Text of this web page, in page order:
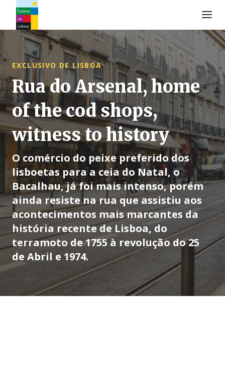
Logo do Turismo de Lisboa
EXCLUSIVO DE LISBOA
Rua do Arsenal, home
of the cod shops,
witness to history
O comércio do peixe preferido dos
lisboetas para a ceia do Natal, o
Bacalhau, já foi mais intenso, porém
ainda resiste na rua que assistiu aos
acontecimentos mais marcantes da
história recente de Lisboa, do
terramoto de 1755 à revolução do 25
de Abril e 1974.